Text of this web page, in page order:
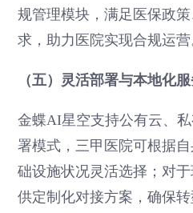
规管理模块，满足医保政
求，助力医院实现合规运营
（五）灵活部署与本地化
金蝶AI星空支持公有云、
署模式，三甲医院可根据
础设施状况灵活选择；对
供定制化对接方案，确保